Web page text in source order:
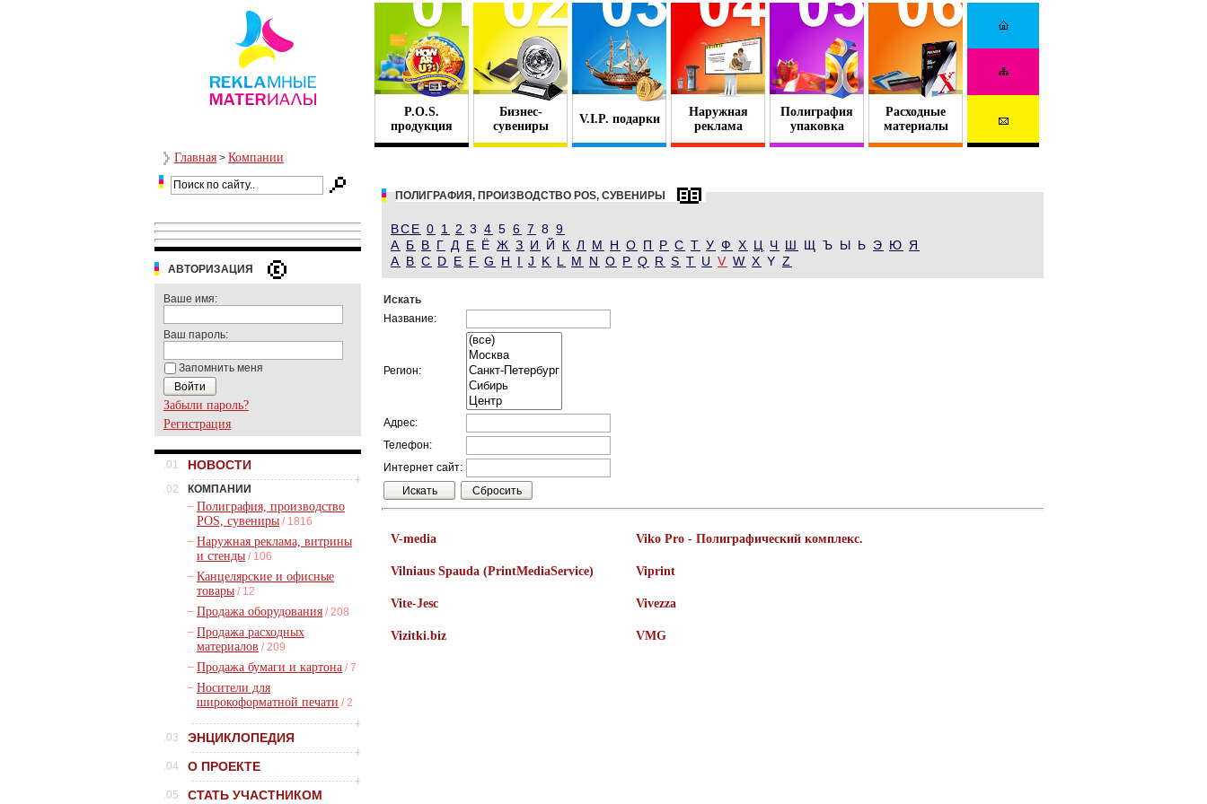
P.O.S.
продукция
Бизнес-
сувениры
V.I.P. подарки
Наружная
реклама
Полиграфия
упаковка
Расходные
материалы
Главная > Компании
АВТОРИЗАЦИЯ
Ваше имя:
Ваш пароль:
Запомнить меня
Забыли пароль?
Регистрация
.01 НОВОСТИ
.02
КОМПАНИИ
– Полиграфия, производство
POS, сувениры / 1816
– Наружная реклама, витрины
и стенды / 106
– Канцелярские и офисные
товары / 12
– Продажа оборудования / 208
– Продажа расходных
материалов / 209
– Продажа бумаги и картона / 7
– Носители для
широкоформатной печати / 2
.03 ЭНЦИКЛОПЕДИЯ
.04 О ПРОЕКТЕ
.05 СТАТЬ УЧАСТНИКОМ
ПОЛИГРАФИЯ, ПРОИЗВОДСТВО POS, СУВЕНИРЫ
ВСЕ 0 1 2 3 4 5 6 7 8 9
А Б В Г Д Е Ё Ж З И Й К Л М Н О П Р С Т У Ф Х Ц Ч Ш Щ Ъ Ы Ь Э Ю Я
A B C D E F G H I J K L M N O P Q R S T U V W X Y Z
Искать
Название:
Регион:
Адрес:
Телефон:
Интернет сайт:
V-media Viko Pro - Полиграфический комплекс.
Vilniaus Spauda (PrintMediaService) Viprint
Vite-Jesc Vivezza
Vizitki.biz VMG